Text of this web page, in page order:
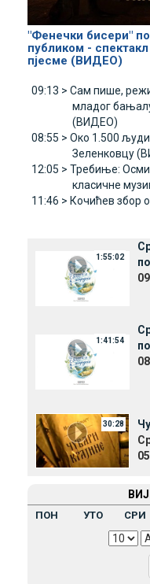
"Фенечки бисери"
публиком -
пјесме (ВИДЕО)
09:13 > Сам пише,
младог
(ВИДЕО)
08:55 > Око 1.500 људи
Зеленковцу
12:05 > Требиње:
класичне
11:46 > Кочићев збор
1:55:02
1:41:54
30:28
ПОН УТО СРИ